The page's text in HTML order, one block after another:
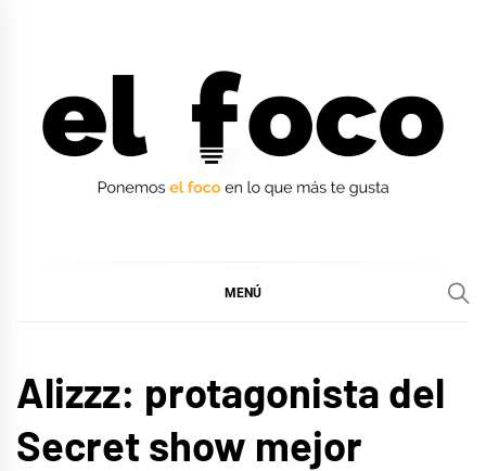
MENÚ
Alizzz: protagonista del
Secret show mejor